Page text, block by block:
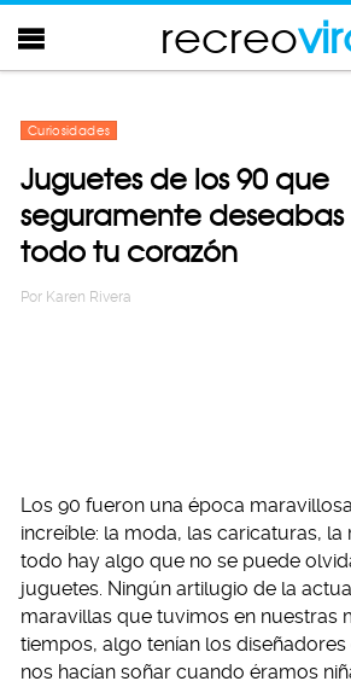
recreo
Curiosidades
Juguetes de los 90 que
seguramente
todo tu corazón
Por Karen Rivera
Los 90 fueron una época
increíble: la moda, las caricaturas, la
todo hay algo que no se puede
juguetes. Ningún artilugio de la
maravillas que tuvimos en nuestras
tiempos, algo tenían los
nos hacían soñar cuando éramos